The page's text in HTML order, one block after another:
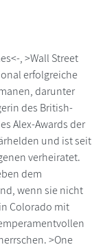
, >Wall Street
erfolgreiche
darunter
des British-
Alex-Awards der
und ist seit
verheiratet.
dem
wenn sie nicht
Colorado mit
>One